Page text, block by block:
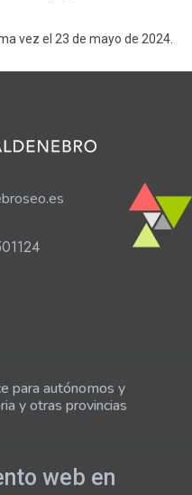
vez el 23 de mayo de 2024.
para autónomos y
y otras provincias
web en